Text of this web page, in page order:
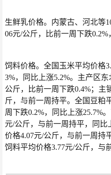
生鲜乳价格。内蒙古、河北等
06元/公斤，比前一周下跌0.2%
饲料价格。全国玉米平均价格
3%，同比上涨5.2%。主产区
公斤，比前一周下跌0.4%；主
斤，与前一周持平。全国豆粕
周下跌0.2%，同比上涨25.7%
元/公斤，与前一周持平，同比
价格4.07元/公斤，与前一周持
饲料平均价格3.77元/公斤，与